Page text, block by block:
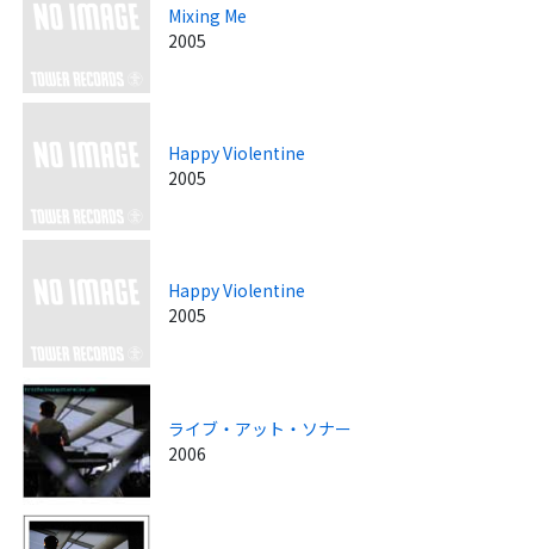
Mixing Me
2005
Happy Violentine
2005
Happy Violentine
2005
ライブ・アット・ソナー
2006